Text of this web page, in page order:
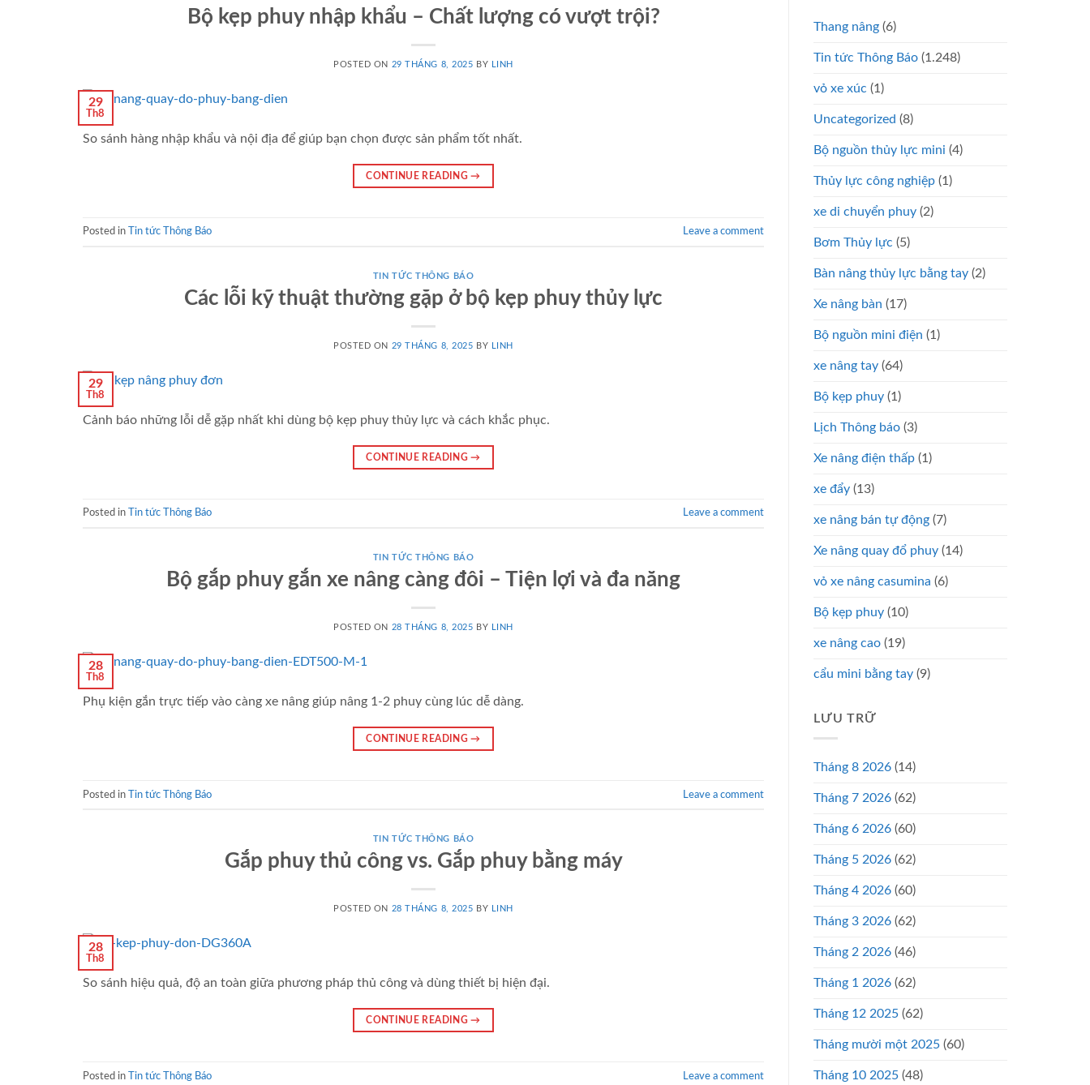
Bộ kẹp phuy nhập khẩu – Chất lượng có vượt trội?
POSTED ON 29 THÁNG 8, 2025 BY LINH
29
Th8
So sánh hàng nhập khẩu và nội địa để giúp bạn chọn được sản phẩm tốt nhất.
CONTINUE READING→
Posted in Tin tức Thông Báo Leave a comment
TIN TỨC THÔNG BÁO
Các lỗi kỹ thuật thường gặp ở bộ kẹp phuy thủy lực
POSTED ON 29 THÁNG 8, 2025 BY LINH
29
Th8
Cảnh báo những lỗi dễ gặp nhất khi dùng bộ kẹp phuy thủy lực và cách khắc phục.
CONTINUE READING→
Posted in Tin tức Thông Báo Leave a comment
TIN TỨC THÔNG BÁO
Bộ gắp phuy gắn xe nâng càng đôi – Tiện lợi và đa năng
POSTED ON 28 THÁNG 8, 2025 BY LINH
28
Th8
Phụ kiện gắn trực tiếp vào càng xe nâng giúp nâng 1-2 phuy cùng lúc dễ dàng.
CONTINUE READING→
Posted in Tin tức Thông Báo Leave a comment
TIN TỨC THÔNG BÁO
Gắp phuy thủ công vs. Gắp phuy bằng máy
POSTED ON 28 THÁNG 8, 2025 BY LINH
28
Th8
So sánh hiệu quả, độ an toàn giữa phương pháp thủ công và dùng thiết bị hiện đại.
CONTINUE READING→
Posted in Tin tức Thông Báo Leave a comment
Thang nâng (6)
Tin tức Thông Báo (1.248)
vỏ xe xúc (1)
Uncategorized (8)
Bộ nguồn thủy lực mini (4)
Thủy lực công nghiệp (1)
xe di chuyển phuy (2)
Bơm Thủy lực (5)
Bàn nâng thủy lực bằng tay (2)
Xe nâng bàn (17)
Bộ nguồn mini điện (1)
xe nâng tay (64)
Bộ kẹp phuy (1)
Lịch Thông báo (3)
Xe nâng điện thấp (1)
xe đẩy (13)
xe nâng bán tự động (7)
Xe nâng quay đổ phuy (14)
vỏ xe nâng casumina (6)
Bộ kẹp phuy (10)
xe nâng cao (19)
cẩu mini bằng tay (9)
LƯU TRỮ
Tháng 8 2026 (14)
Tháng 7 2026 (62)
Tháng 6 2026 (60)
Tháng 5 2026 (62)
Tháng 4 2026 (60)
Tháng 3 2026 (62)
Tháng 2 2026 (46)
Tháng 1 2026 (62)
Tháng 12 2025 (62)
Tháng mười một 2025 (60)
Tháng 10 2025 (48)